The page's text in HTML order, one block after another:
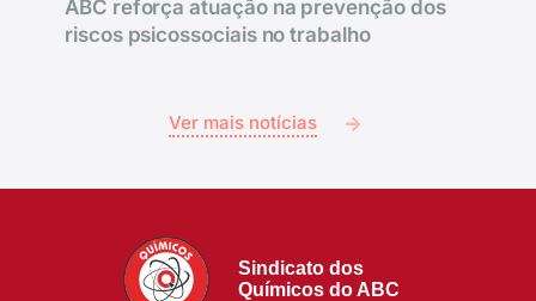
ABC reforça atuação na prevenção dos
riscos psicossociais no trabalho
Ver mais notícias
Sindicato dos
Químicos do ABC